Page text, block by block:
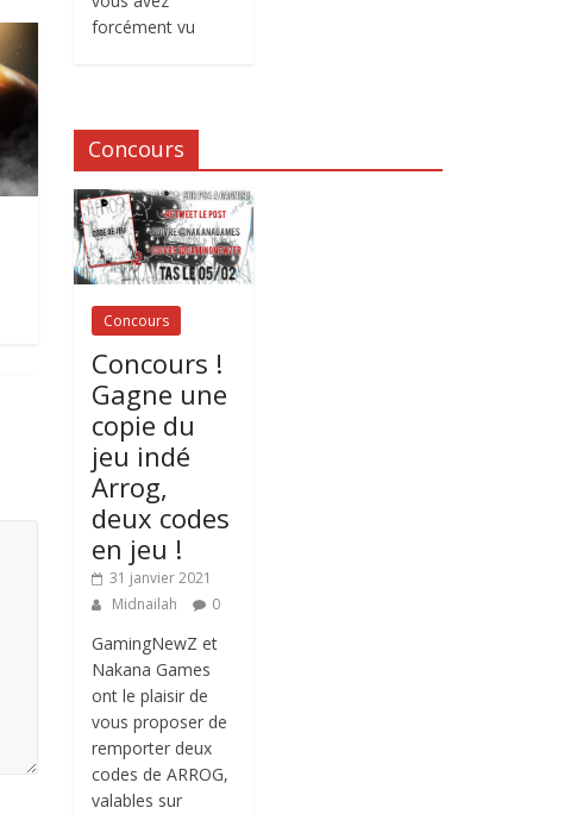
forcément vu
Concours
Concours
Concours !
Gagne une
copie du
jeu indé
Arrog,
deux codes
en jeu !
31 janvier 2021
Midnailah
0
GamingNewZ et
Nakana Games
ont le plaisir de
vous proposer de
remporter deux
codes de ARROG,
valables sur